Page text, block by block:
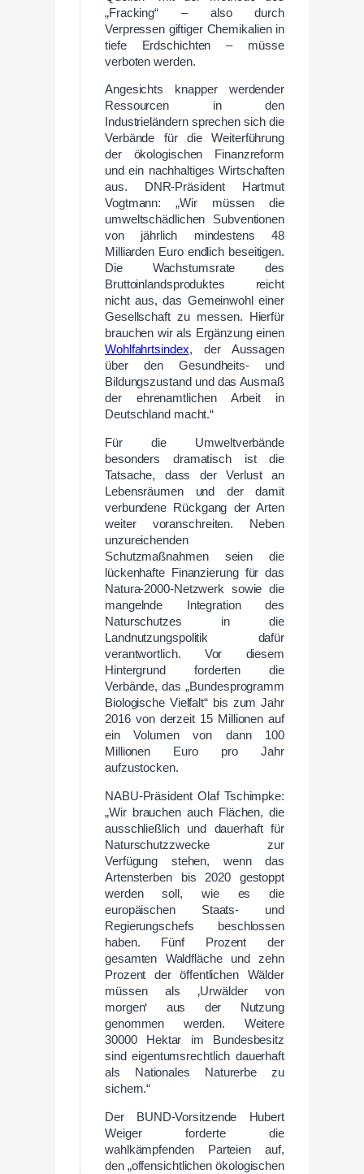
„Fracking“ – also durch
Verpressen giftiger Chemikalien in
tiefe Erdschichten – müsse
verboten werden.
Angesichts knapper werdender
Ressourcen in den
Industrieländern sprechen sich die
Verbände für die Weiterführung
der ökologischen Finanzreform
und ein nachhaltiges Wirtschaften
aus. DNR-Präsident Hartmut
Vogtmann: „Wir müssen die
umweltschädlichen Subventionen
von jährlich mindestens 48
Milliarden Euro endlich beseitigen.
Die Wachstumsrate des
Bruttoinlandsproduktes reicht
nicht aus, das Gemeinwohl einer
Gesellschaft zu messen. Hierfür
brauchen wir als Ergänzung einen
Wohlfahrtsindex, der Aussagen
über den Gesundheits- und
Bildungszustand und das Ausmaß
der ehrenamtlichen Arbeit in
Deutschland macht.“
Für die Umweltverbände
besonders dramatisch ist die
Tatsache, dass der Verlust an
Lebensräumen und der damit
verbundene Rückgang der Arten
weiter voranschreiten. Neben
unzureichenden
Schutzmaßnahmen seien die
lückenhafte Finanzierung für das
Natura-2000-Netzwerk sowie die
mangelnde Integration des
Naturschutzes in die
Landnutzungspolitik dafür
verantwortlich. Vor diesem
Hintergrund forderten die
Verbände, das „Bundesprogramm
Biologische Vielfalt“ bis zum Jahr
2016 von derzeit 15 Millionen auf
ein Volumen von dann 100
Millionen Euro pro Jahr
aufzustocken.
NABU-Präsident Olaf Tschimpke:
„Wir brauchen auch Flächen, die
ausschließlich und dauerhaft für
Naturschutzzwecke zur
Verfügung stehen, wenn das
Artensterben bis 2020 gestoppt
werden soll, wie es die
europäischen Staats- und
Regierungschefs beschlossen
haben. Fünf Prozent der
gesamten Waldfläche und zehn
Prozent der öffentlichen Wälder
müssen als ‚Urwälder von
morgen‘ aus der Nutzung
genommen werden. Weitere
30000 Hektar im Bundesbesitz
sind eigentumsrechtlich dauerhaft
als Nationales Naturerbe zu
sichern.“
Der BUND-Vorsitzende Hubert
Weiger forderte die
wahlkämpfenden Parteien auf,
den „offensichtlichen ökologischen